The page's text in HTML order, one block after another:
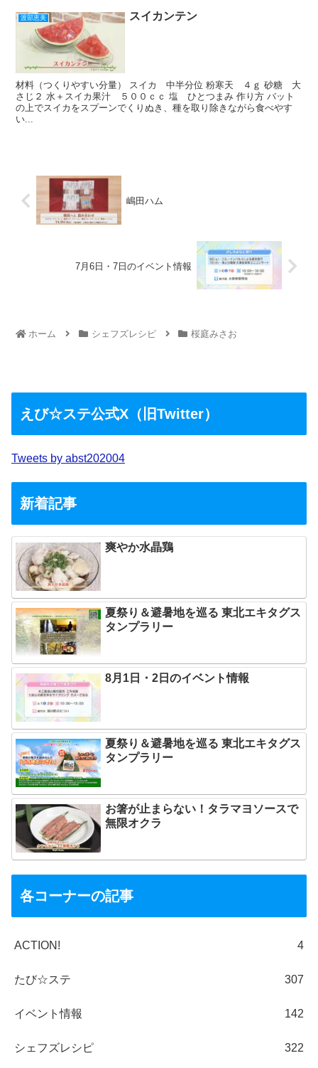
渡部恵美 スイカンテン
材料（つくりやすい分量） スイカ 中半分位 粉寒天 ４ｇ 砂糖 大
さじ２ 水＋スイカ果汁 ５００ｃｃ 塩 ひとつまみ 作り方 バット
の上でスイカをスプーンでくりぬき、種を取り除きながら食べやす
い...
嶋田ハム
7月6日・7日のイベント情報
ホーム シェフズレシピ 桜庭みさお
えび☆ステ公式X（旧Twitter）
Tweets by abst202004
新着記事
爽やか水晶鶏
夏祭り＆避暑地を巡る 東北エキタグス
タンプラリー
8月1日・2日のイベント情報
夏祭り＆避暑地を巡る 東北エキタグス
タンプラリー
お箸が止まらない！タラマヨソースで
無限オクラ
各コーナーの記事
ACTION! 4
たび☆ステ 307
イベント情報 142
シェフズレシピ 322